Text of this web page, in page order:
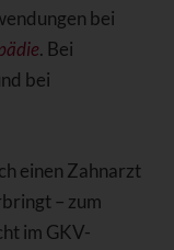
bei
. Bei
bei
einen Zahnarzt
– zum
im GKV-